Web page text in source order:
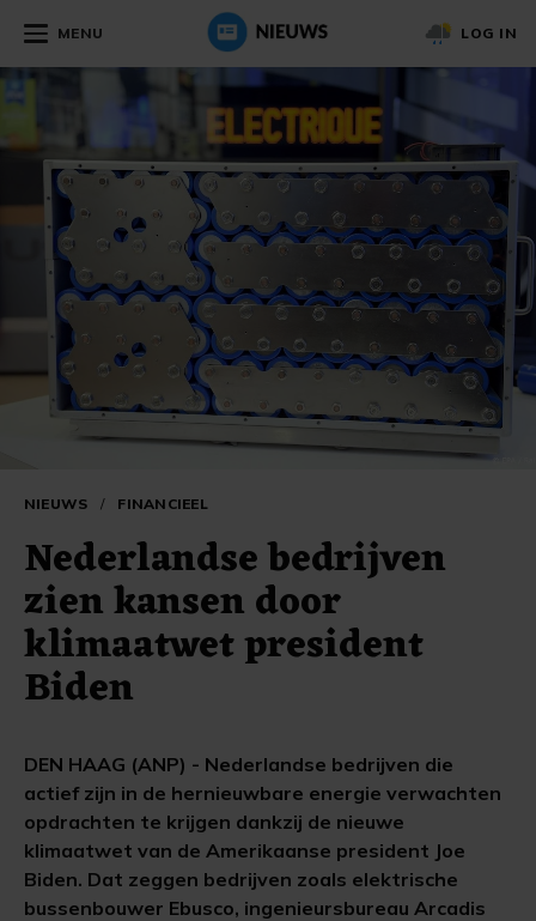
MENU LOG IN
NIEUWS / FINANCIEEL
Nederlandse bedrijven
zien kansen door
klimaatwet president
Biden
DEN HAAG (ANP) - Nederlandse bedrijven die
actief zijn in de hernieuwbare energie verwachten
opdrachten te krijgen dankzij de nieuwe
klimaatwet van de Amerikaanse president Joe
Biden. Dat zeggen bedrijven zoals elektrische
bussenbouwer Ebusco, ingenieursbureau Arcadis